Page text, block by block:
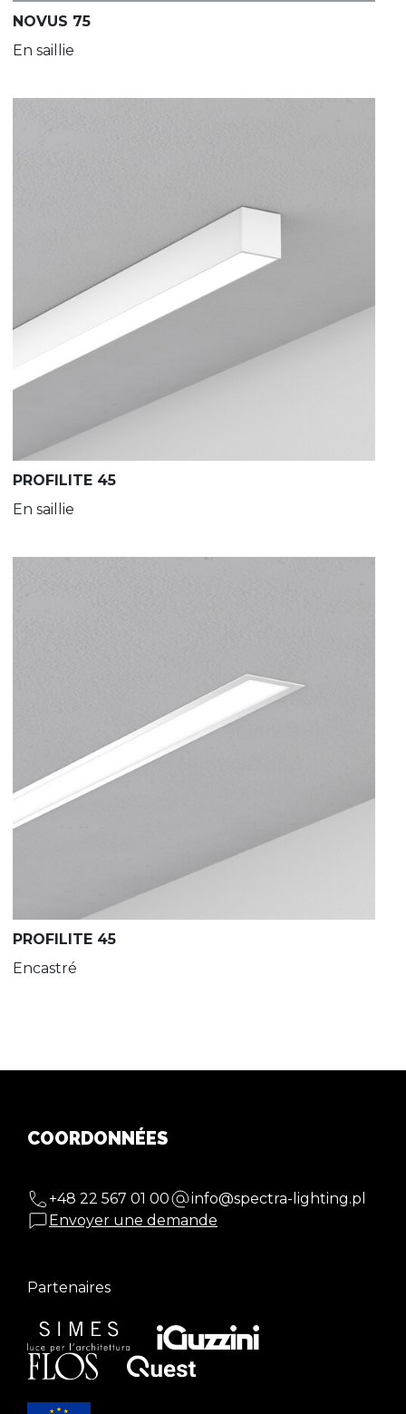
NOVUS 75
En saillie
PROFILITE 45
En saillie
PROFILITE 45
Encastré
COORDONNÉES
+48 22 567 01 00
info@spectra-lighting.pl
Envoyer une demande
Partenaires